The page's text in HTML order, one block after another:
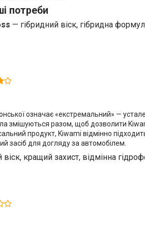
потреби
— гібридний віск, гібридна
означає «екстремальний» —
змішуються разом, щоб дозволити
продукт, Kiwami відмінно
засіб для догляду за автомобілем.
кращий захист, відмінна